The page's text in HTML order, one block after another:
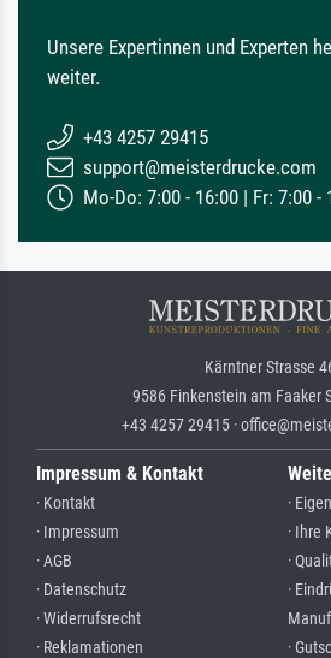
Unsere Expertinnen und Experten
weiter.
+43 4257 29415
support@meisterdrucke.com
Mo-Do: 7:00 - 16:00 | Fr: 7:00 -
Kärntner Strasse
9586 Finkenstein am Faaker
+43 4257 29415 ·
Impressum & Kontakt
· Kontakt
· Impressum
· AGB
· Datenschutz
· Widerrufsrecht
· Reklamationen
·
· Ihre
·
·
·